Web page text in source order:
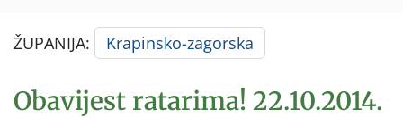
ŽUPANIJA: Krapinsko-zagorska
Obavijest ratarima! 22.10.2014.